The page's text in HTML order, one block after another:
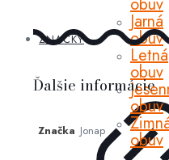
ZNAČKY
Jarná
obuv
Letná
obuv
obuv
obuv
Ďalšie informácie
Značka Jonap